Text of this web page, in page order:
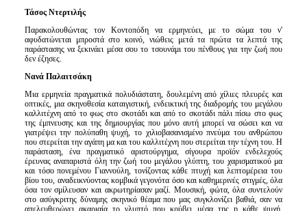
Τάσος Ντερτιλής
Παρακολουθώντας τον Κοντοπόδη να ερμηνεύει, με το σώμα του ν'
αφυδατώνεται μπροστά στο κοινό, νιώθεις μετά τα πρώτα τα λεπτά της
παράστασης να ξεκινάει μέσα σου το τσουνάμι του πένθους για την ζωή που
δεν έζησες.
Νανά Παλαιτσάκη
Μια ερμηνεία πραγματικά πολυδιάστατη, δουλεμένη από χίλιες πλευρές και
οπτικές, μια σκηνοθεσία καταιγιστική, ενδεικτική της διαδρομής του μεγάλου
καλλιτέχνη από το φως στο σκοτάδι και από το σκοτάδι πάλι πίσω στο φως
της έμπνευσης και της δημιουργίας που μόνο αυτή μπορεί να σώσει και να
γιατρέψει την πολύπαθη ψυχή, το χιλιοβασανισμένο πνεύμα του ανθρώπου
που στερείται την αγάπη μα και του καλλιτέχνη που στερείται την τέχνη του. Η
παράσταση, ένα πραγματικό αριστούργημα, σίγουρα προϊόν ενδελεχούς
έρευνας αναπαριστά όλη την ζωή του μεγάλου γλύπτη, του χαρισματικού μα
και τόσο πονεμένου Γιαννούλη, τονίζοντας κάθε πτυχή και λεπτομέρεια του
βίου του, αναδεικνύοντας κομβικά γεγονότα όσο και καθημερινές στιγμές, όλα
όσα τον σμίλευσαν και ακρωτηρίασαν μαζί. Μουσική, φώτα, όλα συντελούν
στο ασύγκριτης δύναμης σκηνικό θέαμα που μας συγκλονίζει βαθιά, σαν να
απελευθερώνει ακαριαία το γλυπτό που κρύβει μέσα της η κάθε ψυχή.